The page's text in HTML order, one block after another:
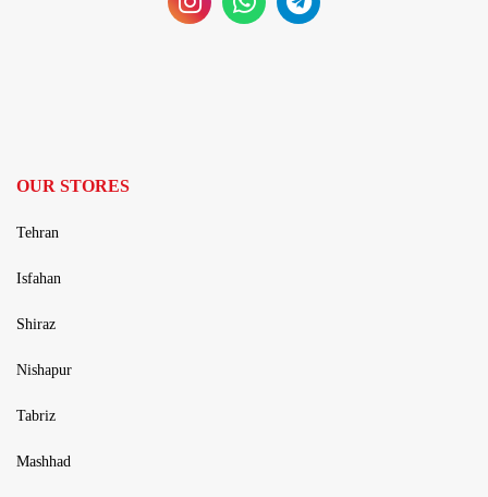
OUR STORES
Tehran
Isfahan
Shiraz
Nishapur
Tabriz
Mashhad